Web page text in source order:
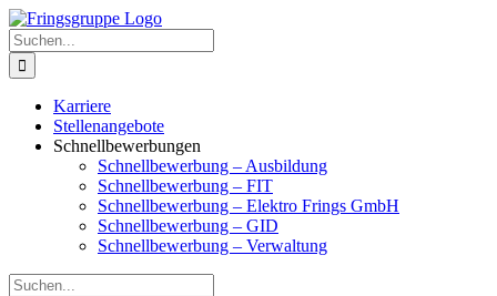
Zum
Inhalt
springen
Facebook
Instagram
LinkedIn
Xing
Suche
nach:
Karriere
Stellenangebote
Schnellbewerbungen
Schnellbewerbung – Ausbildung
Schnellbewerbung – FIT
Schnellbewerbung – Elektro Frings GmbH
Schnellbewerbung – GID
Schnellbewerbung – Verwaltung
Suche